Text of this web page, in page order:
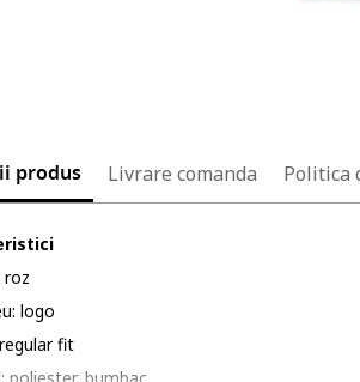
produs Livrare comanda Politica
roz
logo
fit